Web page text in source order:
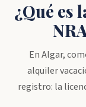
¿Qué es
En Algar,
alquiler
registro: la